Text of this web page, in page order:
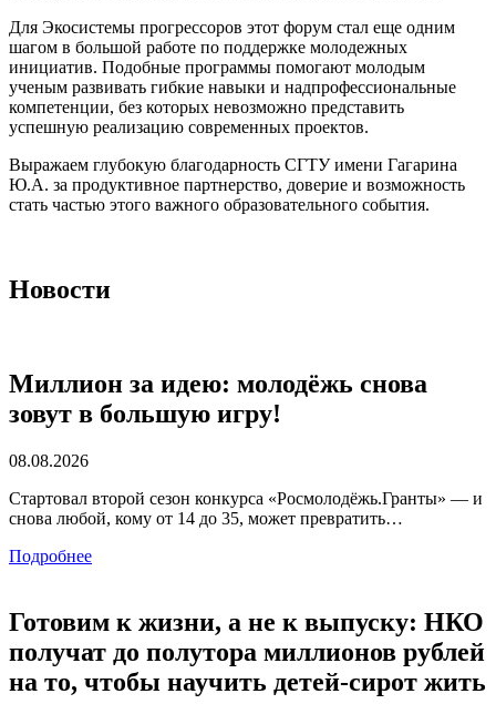
Для Экосистемы прогрессоров этот форум стал еще одним
шагом в большой работе по поддержке молодежных
инициатив. Подобные программы помогают молодым
ученым развивать гибкие навыки и надпрофессиональные
компетенции, без которых невозможно представить
успешную реализацию современных проектов.
Выражаем глубокую благодарность СГТУ имени Гагарина
Ю.А. за продуктивное партнерство, доверие и возможность
стать частью этого важного образовательного события.
Новости
Миллион за идею: молодёжь снова
зовут в большую игру!
08.08.2026
Стартовал второй сезон конкурса «Росмолодёжь.Гранты» — и
снова любой, кому от 14 до 35, может превратить…
Подробнее
Готовим к жизни, а не к выпуску: НКО
получат до полутора миллионов рублей
на то, чтобы научить детей-сирот жить